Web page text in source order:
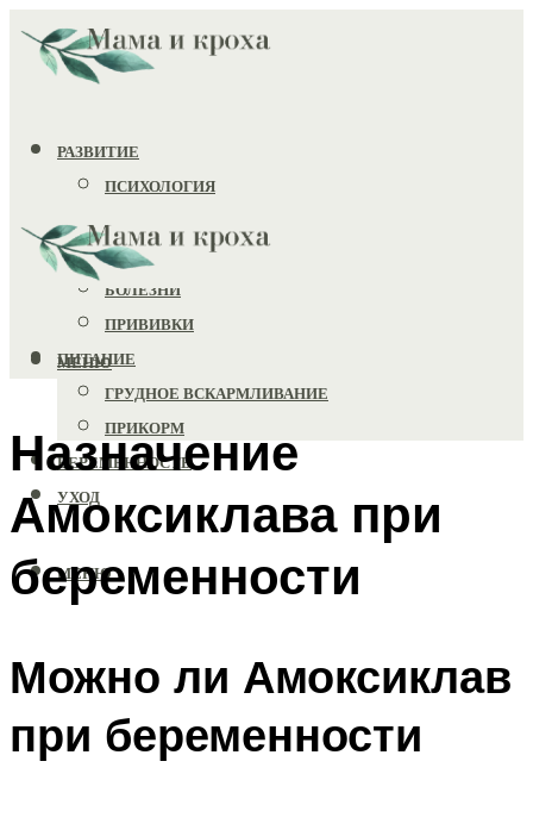
РАЗВИТИЕ
ПСИХОЛОГИЯ
ИГРУШКИ
ЗДОРОВЬЕ
БОЛЕЗНИ
ПРИВИВКИ
ПИТАНИЕ
ГРУДНОЕ ВСКАРМЛИВАНИЕ
ПРИКОРМ
БЕРЕМЕННОСТЬ
УХОД
МЕНЮ
МЕНЮ
Назначение
Амоксиклава при
беременности
Можно ли Амоксиклав
при беременности